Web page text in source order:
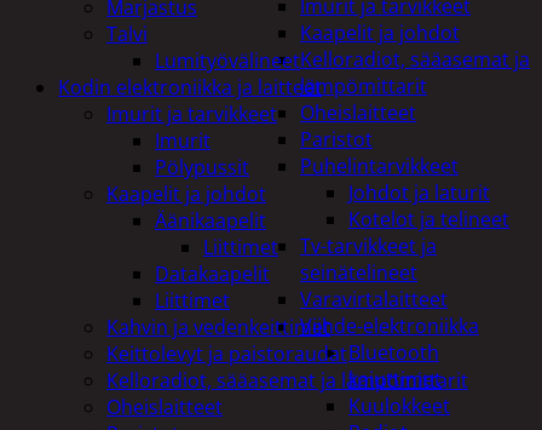
Imurit ja tarvikkeet
Kaapelit ja johdot
Kelloradiot, sääasemat ja
lämpömittarit
Oheislaitteet
Paristot
Puhelintarvikkeet
Johdot ja laturit
Kotelot ja telineet
Tv-tarvikkeet ja
seinätelineet
Varavirtalaitteet
Viihde-elektroniikka
Bluetooth
kaiuttimet
Kuulokkeet
Marjastus
Talvi
Lumityövälineet
Kodin elektroniikka ja laitteet
Imurit ja tarvikkeet
Imurit
Pölypussit
Kaapelit ja johdot
Äänikaapelit
Liittimet
Datakaapelit
Liittimet
Kahvin ja vedenkeittimet
Keittolevyt ja paistoraudat
Kelloradiot, sääasemat ja lämpömittarit
Oheislaitteet